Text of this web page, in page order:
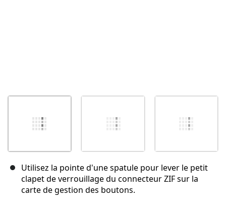
Utilisez la pointe d'une spatule pour lever le petit
clapet de verrouillage du connecteur ZIF sur la
carte de gestion des boutons.